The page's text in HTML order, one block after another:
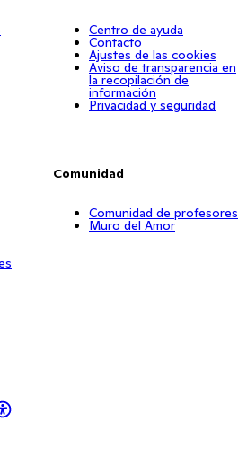
Centro de ayuda
Contacto
Ajustes de las cookies
Aviso de transparencia en
la recopilación de
información
Privacidad y seguridad
Comunidad
Comunidad de profesores
Muro del Amor